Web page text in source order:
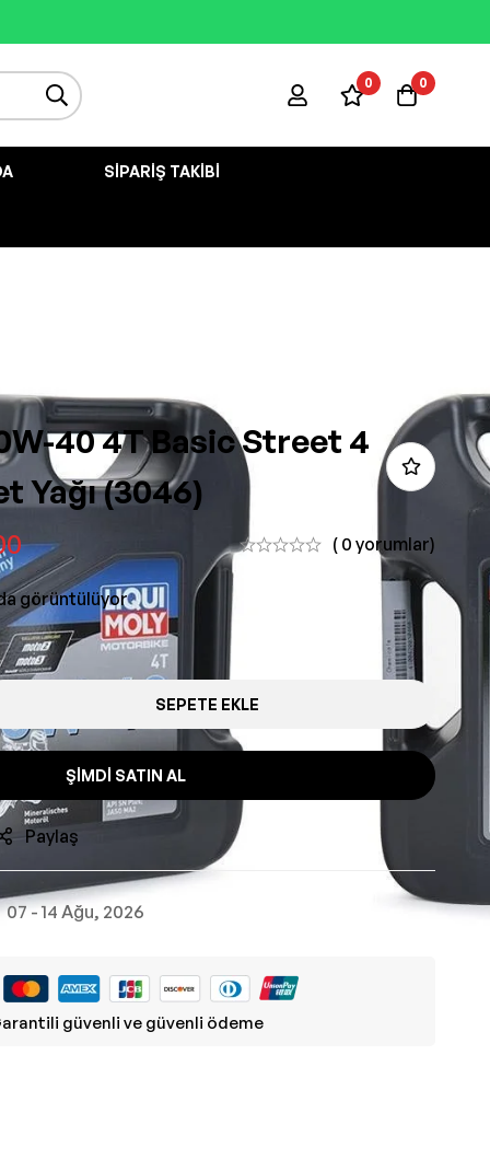
0 0
SIPARIŞ TAKIBI
40 4T Basic Street 4
Yağı (3046)
( 0 yorumlar)
görüntülüyor
SEPETE EKLE
ŞIMDI SATIN AL
Paylaş
07 - 14 Ağu, 2026
güvenli ve güvenli ödeme